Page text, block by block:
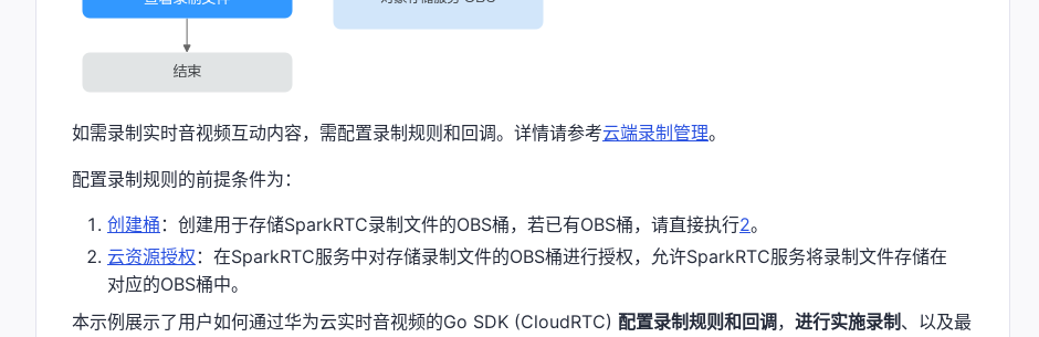
如需录制实时音视频互动内容，需配置录制规则和回调。详情请参考云端录制管理。
配置录制规则的前提条件为：
创建桶 ：创建用于存储SparkRTC录制文件的OBS桶，若已有OBS桶，请直接执行2。
云资源授权 ：在SparkRTC服务中对存储录制文件的OBS桶进行授权，允许SparkRTC服务将录制文件存储在
对应的OBS桶中。
本示例展示了用户如何通过华为云实时音视频的Go SDK (CloudRTC) 配置录制规则和回调， 进行实施录制 、以及最